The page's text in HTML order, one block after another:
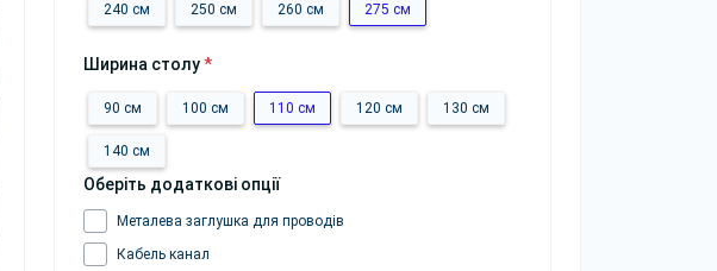
240 см 250 см 260 см 275 см
Ширина столу*
90 см 100 см 110 см 120 см 130 см
140 см
Оберіть додаткові опції
Металева заглушка для проводів
Кабель канал